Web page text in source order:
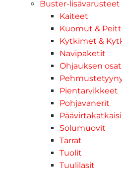
Buster-lisävarusteet
Kaiteet
Kuomut &
Kytkimet &
Navipaketit
Ohjauksen osat
Pientarvikkeet
Pohjavanerit
Solumuovit
Tarrat
Tuolit
Tuulilasit